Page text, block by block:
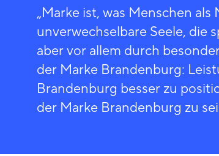
„Marke ist, was Menschen
unverwechselbare Seele, die
aber vor allem durch
der Marke Brandenburg:
Brandenburg besser zu
der Marke Brandenburg zu